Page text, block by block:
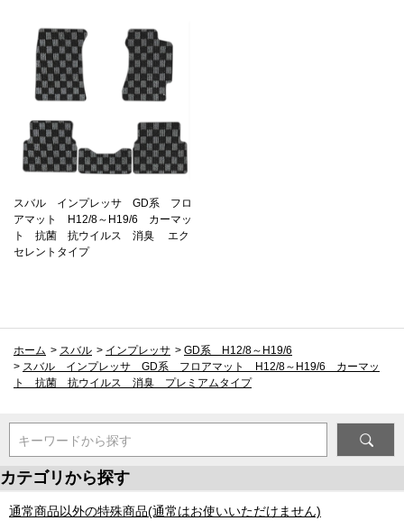
スバル インプレッサ GD系 フロ
アマット H12/8～H19/6 カーマッ
ト 抗菌 抗ウイルス 消臭 エク
セレントタイプ
ホーム > スバル > インプレッサ > GD系 H12/8～H19/6
> スバル インプレッサ GD系 フロアマット H12/8～H19/6 カーマッ
ト 抗菌 抗ウイルス 消臭 プレミアムタイプ
キーワードから探す
カテゴリから探す
通常商品以外の特殊商品(通常はお使いいただけません)